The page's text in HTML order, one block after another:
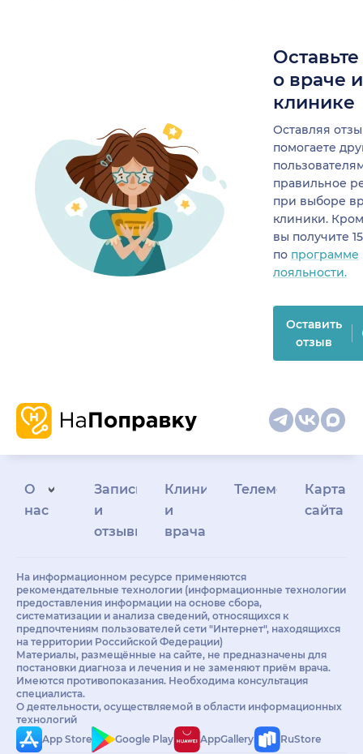
о враче
клинике
Оставляя
помогаете
правильное
при выборе
клиники.
вы получите
по программе
лояльности.
Оставить
отзыв
О
нас
Запись
и
отзывы
Клиникам
и
врачам
Телемедицина
Карта
сайта
На информационном ресурсе применяются
рекомендательные технологии (информационные технологии
предоставления информации на основе сбора,
систематизации и анализа сведений, относящихся к
предпочтениям пользователей сети "Интернет", находящихся
на территории Российской Федерации)
Материалы, размещённые на сайте, не предназначены для
постановки диагноза и лечения и не заменяют приём врача.
Имеются противопоказания. Необходима консультация
специалиста.
О деятельности, осуществляемой в области информационных
технологий
App Store
Google Play AppGallery RuStore